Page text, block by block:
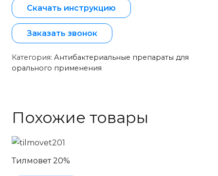
Скачать инструкцию
Заказать звонок
Категория: Антибактериальные препараты для
орального применения
Похожие товары
Тилмовет 20%